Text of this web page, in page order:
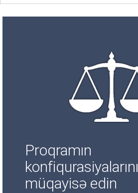
Proqramın
konfiqurasiyalarını
müqayisə edin